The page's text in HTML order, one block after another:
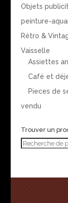
Objets
peinture-
Rétro &
Vaisselle
Assiettes
Café et
Pieces de
vendu
Trouver un
Recherche